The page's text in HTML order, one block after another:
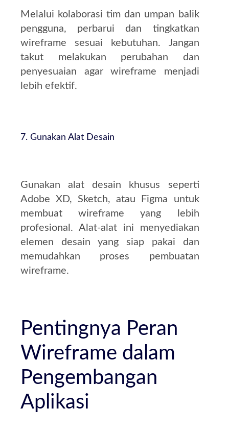
Melalui kolaborasi tim dan umpan balik
pengguna, perbarui dan tingkatkan
wireframe sesuai kebutuhan. Jangan
takut melakukan perubahan dan
penyesuaian agar wireframe menjadi
lebih efektif.
7. Gunakan Alat Desain
Gunakan alat desain khusus seperti
Adobe XD, Sketch, atau Figma untuk
membuat wireframe yang lebih
profesional. Alat-alat ini menyediakan
elemen desain yang siap pakai dan
memudahkan proses pembuatan
wireframe.
Pentingnya Peran
Wireframe dalam
Pengembangan
Aplikasi